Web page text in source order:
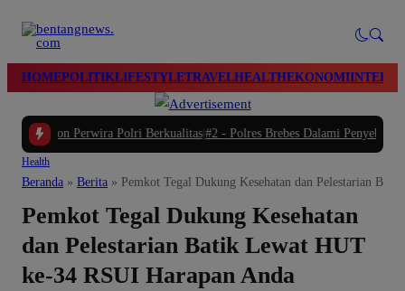
HOMEPOLITIKLIFESTYLETRAVELHEALTHEKONOMI
Polri Berkualitas| #2 -Polres Brebes Dalami Penyebab Kematian
Health
Beranda » Berita » Pemkot Tegal Dukung Kesehatan dan Pelestarian
Pemkot Tegal Dukung Kesehatan
dan Pelestarian Batik Lewat HUT
ke-34 RSUI Harapan Anda